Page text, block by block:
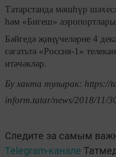
Татарстанда мәшһүр
һәм «Бигеш»
Бәйгедә җиңүчеләрне 4
сәгатьтә «Россия-1»
итәчәкләр.
Бу хакта тулырак: https://
inform.tatar/news/2018/11/
Следите за самым
Telegram-канале